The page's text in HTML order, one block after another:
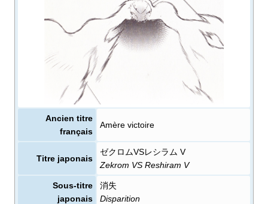
Ancien titre
français
Amère victoire
Titre japonais
ゼクロムVSレシラム V
Zekrom VS Reshiram V
Sous-titre
japonais
消失
Disparition